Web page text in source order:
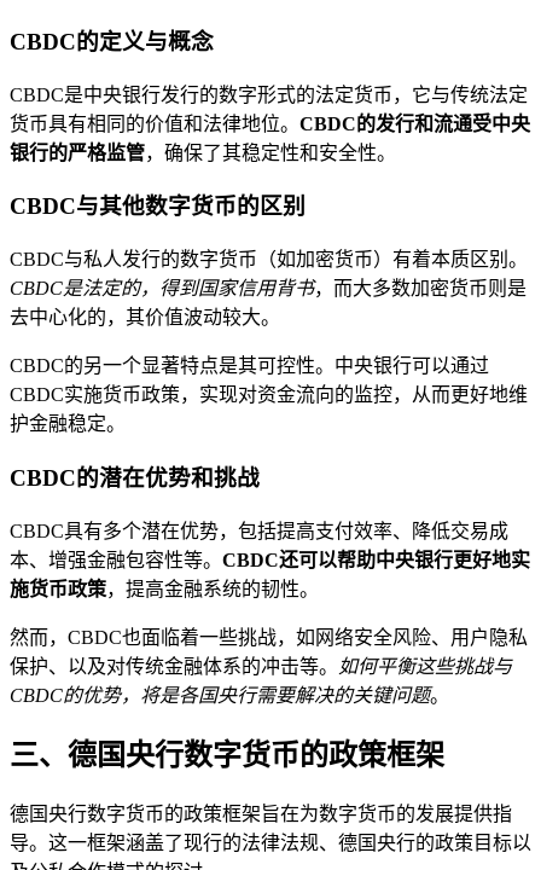
CBDC的定义与概念
CBDC是中央银行发行的数字形式的法定货币，它与传统法定
货币具有相同的价值和法律地位。 CBDC的发行和流通受中央
银行的严格监管，确保了其稳定性和安全性。
CBDC与其他数字货币的区别
CBDC与私人发行的数字货币（如加密货币）有着本质区别。
CBDC是法定的，得到国家信用背书，而大多数加密货币则是
去中心化的，其价值波动较大。
CBDC的另一个显著特点是其可控性。中央银行可以通过
CBDC实施货币政策，实现对资金流向的监控，从而更好地维
护金融稳定。
CBDC的潜在优势和挑战
CBDC具有多个潜在优势，包括提高支付效率、降低交易成
本、增强金融包容性等。 CBDC还可以帮助中央银行更好地实
施货币政策，提高金融系统的韧性。
然而，CBDC也面临着一些挑战，如网络安全风险、用户隐私
保护、以及对传统金融体系的冲击等。
如何平衡这些挑战与
CBDC的优势，将是各国央行需要解决的关键问题。
三、德国央行数字货币的政策框架
德国央行数字货币的政策框架旨在为数字货币的发展提供指
导。这一框架涵盖了现行的法律法规、德国央行的政策目标以